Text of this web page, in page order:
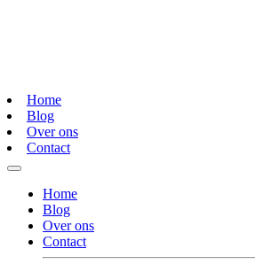
Home
Blog
Over ons
Contact
Home
Blog
Over ons
Contact